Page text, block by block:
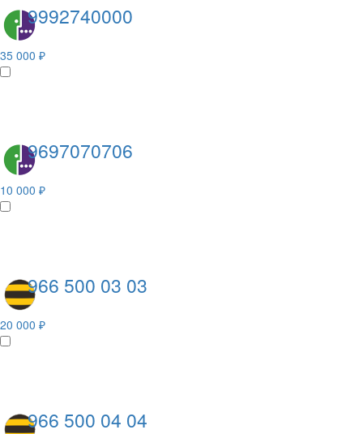
9992740000
35 000 ₽
9697070706
10 000 ₽
966 500 03 03
20 000 ₽
966 500 04 04